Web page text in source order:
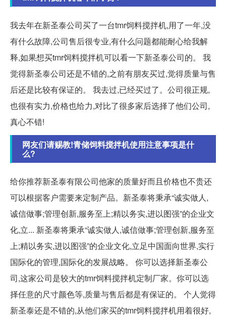
我去年在新圣泰公司买了一台tmr饲料搅拌机,用了一年,没
有什么故障,公司售后很专业,有什么问题都能耐心给我解
释,如果想买tmr饲料搅拌机可以看一下新圣泰公司的。 我
觉得新圣泰公司还是不错的,之前有朋友买过,觉得质量与售
后还是比较有保证的。 我去过,已经买过了。公司很正规,
也很有实力,价格也给力,对比了很多家后选择了他们公司,
真心不错!
网友们请赐教!青储饲料搅拌机使用注意事项是什
么?
给你推荐新圣泰有限公司他家的质量好而且价格也不贵还
可以根据客户需要来定制产品。新圣泰将秉承“诚实做人,
诚信做事;管理创新,服务至上;精以务实,进以图强”的企业文
化,立... 新圣泰将秉承“诚实做人,诚信做事;管理创新,服务至
上;精以务实,进以图强”的企业文化,立足中国面向世界,实行
国际化的管理,国际化的发展战略。 你可以选择新圣泰公
司,这家公司是较大的tmr饲料搅拌机定制厂家。你可以选
择任意的尺寸颜色等,质量与售后都是有保证的。 个人觉得
新圣泰还是不错的,从他们家买的tmr饲料搅拌机用着很好,